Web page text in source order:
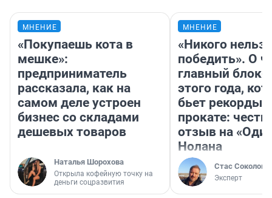
МНЕНИЕ
«Покупаешь кота в
мешке»:
предприниматель
рассказала, как на
самом деле устроен
бизнес со складами
дешевых товаров
Наталья Шорохова
Открыла кофейную точку на
деньги соцразвития
МНЕНИЕ
«Никого нельзя
победить». О
главный
этого года,
бьет рекорды в
прокате:
отзыв на
Нолана
Стас Соколов
Эксперт